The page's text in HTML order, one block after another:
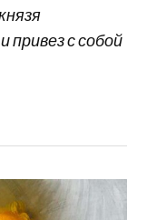
привез с собой